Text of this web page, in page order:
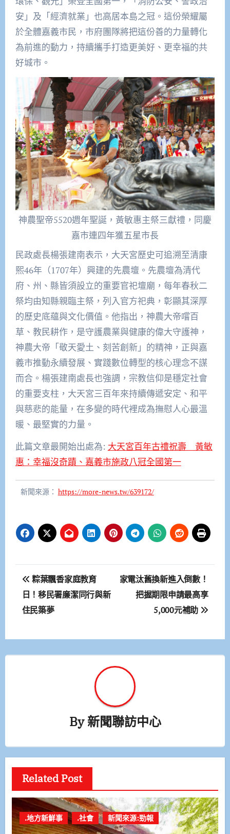
安」及「經濟就業」也高居本島之冠。這份榮耀屬
於全體嘉義市民，市府團隊將把這份善的力量轉化
為前進的動力，持續攜手打造更美好、更幸福的共
好城市。
神農聖帝5520週年聖誕，黃敏惠主祭三獻禮，同慶
嘉市連四年獲五星市長
民政處長楊張建南表示，大天宮歷史可追溯至清康
熙46年（1707年）興建的先農壇。先農壇為清代
府、州、縣皆須設立的重要官祀壇廟，每年春秋二
祭均由知縣親臨主祭，列入官方祀典，彰顯其深厚
的歷史底蘊與文化價值。他指出，神農大帝嚐百
草、教民耕作，是守護農業與健康的偉大守護神，
神農大帝「敬天愛土、刻苦創新」的精神，正與嘉
義市推動永續發展、實踐數位轉型的核心理念不謀
而合。楊張建南處長也強調，宗教信仰是穩定社會
的重要支柱，大天宮三百年來持續傳遞安定、和平
與慈悲的能量，在多變的時代裡成為撫慰人心最溫
暖、最堅實的力量。
此篇文章最開始出處為: 大天宮百年古禮祝壽 黃敏
惠：幸福沒奇蹟、嘉義市施政八冠全國第一
新聞來源： https://more-news.tw/639172/
文
章
導
覽
粽葉飄香家庭教育
日！移民署廉潔同行與新
住民築夢
家電汰舊換新進入倒數！
把握期限申請最高享
5,000元補助
By新聞聯訪中心
Related Post
.地方新鮮事 .社會 新聞來源:勁報